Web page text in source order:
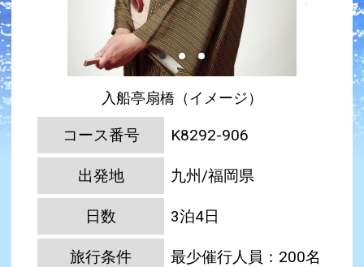
入船亭扇橋（イメージ）
コース番号 K8292-906
出発地 九州/福岡県
日数 3泊4日
旅行条件
最少催行人員：200名